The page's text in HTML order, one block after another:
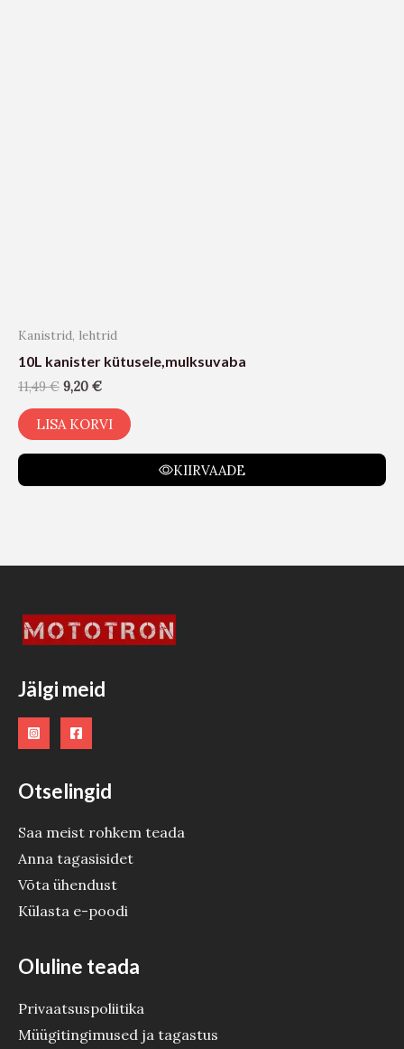
Kanistrid, lehtrid
10L kanister kütusele,mulksuvaba
11,49€ 9,20 €
LISA KORVI
KIIRVAADE
Jälgi meid
Otselingid
Saa meist rohkem teada
Anna tagasisidet
Võta ühendust
Külasta e-poodi
Oluline teada
Privaatsuspoliitika
Müügitingimused ja tagastus